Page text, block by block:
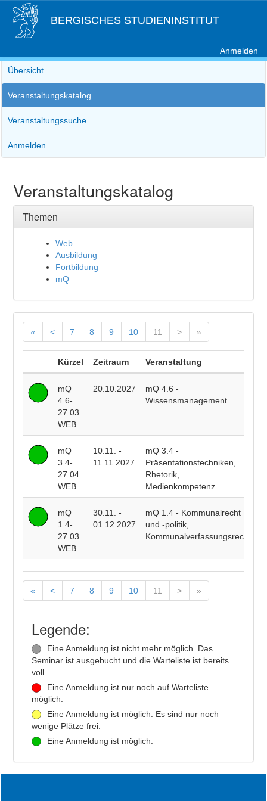
BERGISCHES STUDIENINSTITUT
Anmelden
Übersicht
Veranstaltungskatalog
Veranstaltungssuche
Anmelden
Veranstaltungskatalog
Themen
Web
Ausbildung
Fortbildung
mQ
« < 7 8 9 10 11 > »
Kürzel Zeitraum Veranstaltung
mQ
4.6-
27.03
WEB
20.10.2027
mQ 4.6 -
Wissensmanagement
mQ
3.4-
27.04
WEB
10.11. -
11.11.2027
mQ 3.4 -
Präsentationstechniken,
Rhetorik,
Medienkompetenz
mQ
1.4-
27.03
WEB
30.11. -
01.12.2027
mQ 1.4 - Kommunalrecht
und -politik,
Kommunalverfassungsrecht
« < 7 8 9 10 11 > »
Legende:
Eine Anmeldung ist nicht mehr möglich. Das
Seminar ist ausgebucht und die Warteliste ist bereits
voll.
Eine Anmeldung ist nur noch auf Warteliste
möglich.
Eine Anmeldung ist möglich. Es sind nur noch
wenige Plätze frei.
Eine Anmeldung ist möglich.